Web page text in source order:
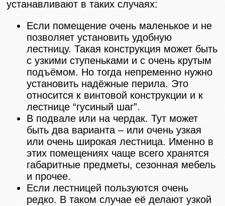
устанавливают в таких случаях:
Если помещение очень маленькое и не
позволяет установить удобную
лестницу. Такая конструкция может быть
с узкими ступеньками и с очень крутым
подъёмом. Но тогда непременно нужно
установить надёжные перила. Это
относится к винтовой конструкции и к
лестнице “гусиный шаг”.
В подвале или на чердак. Тут может
быть два варианта – или очень узкая
или очень широкая лестница. Именно в
этих помещениях чаще всего хранятся
габаритные предметы, сезонная мебель
и прочее.
Если лестницей пользуются очень
редко. В таком случае её делают узкой